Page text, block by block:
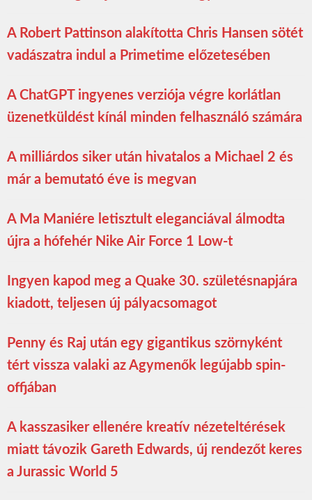
A Robert Pattinson alakította Chris Hansen sötét
vadászatra indul a Primetime előzetesében
A ChatGPT ingyenes verziója végre korlátlan
üzenetküldést kínál minden felhasználó számára
A milliárdos siker után hivatalos a Michael 2 és
már a bemutató éve is megvan
A Ma Maniére letisztult eleganciával álmodta
újra a hófehér Nike Air Force 1 Low-t
Ingyen kapod meg a Quake 30. születésnapjára
kiadott, teljesen új pályacsomagot
Penny és Raj után egy gigantikus szörnyként
tért vissza valaki az Agymenők legújabb spin-
offjában
A kasszasiker ellenére kreatív nézeteltérések
miatt távozik Gareth Edwards, új rendezőt keres
a Jurassic World 5